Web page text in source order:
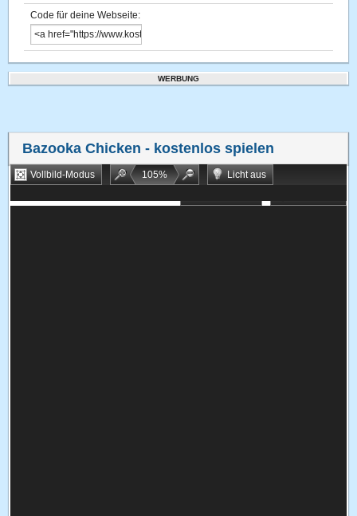
Code für deine Webseite:
WERBUNG
Bazooka Chicken - kostenlos spielen
Vollbild-Modus 105%
Licht aus